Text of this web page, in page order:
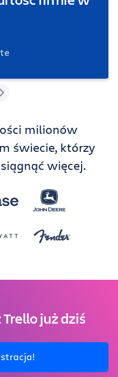
milionów
świecie, którzy
więcej.
już dziś